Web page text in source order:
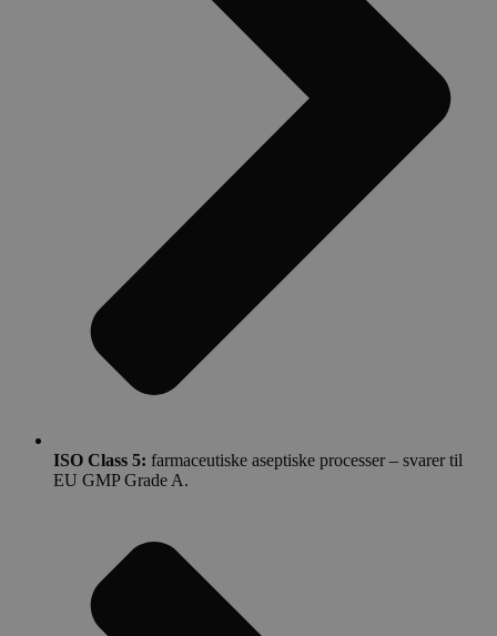
ISO Class 5: farmaceutiske aseptiske processer – svarer til
EU GMP Grade A.